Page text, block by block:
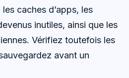
caches d’apps, les
inutiles, ainsi que les
Vérifiez toutefois les
avant un